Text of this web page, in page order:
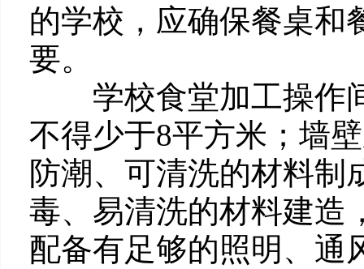
的学校，应确保餐桌和
要。
学校食堂加工操作间
不得少于8平方米；墙
防潮、可清洗的材料制
毒、易清洗的材料建造
配备有足够的照明、通